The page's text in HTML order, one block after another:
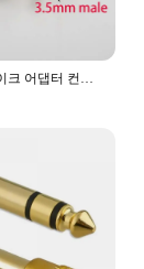
모노 오디오 마이크 어댑터 컨버터 Aux 케이블, 금도금 s1, 6.5mm 암에서 3.5mm 수컷 잭 3.5 암에서 6.35mm 수컷 플러그